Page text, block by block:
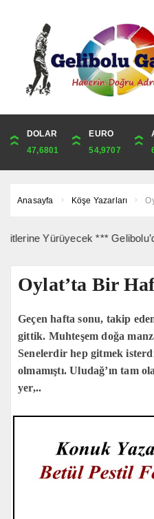
DOLAR
47,6801
EURO
54,9707
ONS
4,259,49
ALTIN
6,531,58
Anasayfa Köşe Yazarları
Yürüyecek *** Gelibolu’da
Oylat’ta Bir
Geçen hafta sonu, takip
gittik. Muhteşem doğa
Senelerdir hep gitmek
olmamıştı. Uludağ’ın tam
yer,..